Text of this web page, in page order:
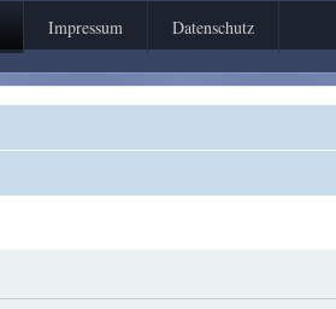
Impressum Datenschutz